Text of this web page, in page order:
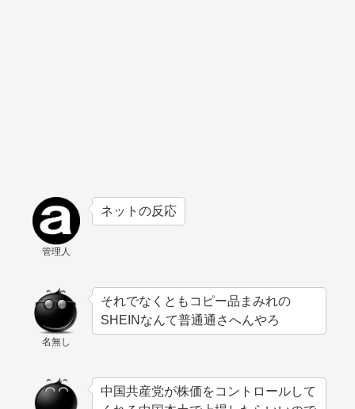
管理人
ネットの反応
名無し
それでなくともコピー品まみれの
SHEINなんて普通通さへんやろ
中国共産党が株価をコントロールして